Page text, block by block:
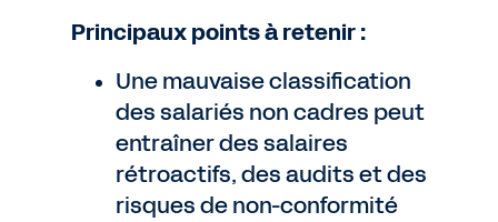
Principaux points à retenir :
Une mauvaise classification
des salariés non cadres peut
entraîner des salaires
rétroactifs, des audits et des
risques de non-conformité